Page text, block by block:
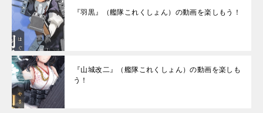
『羽黒』（艦隊これくしょん）の動画を楽しもう！
『山城改二』（艦隊これくしょん）の動画を楽しも
う！